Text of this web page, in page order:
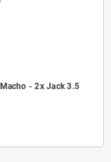
- 2x Jack 3.5